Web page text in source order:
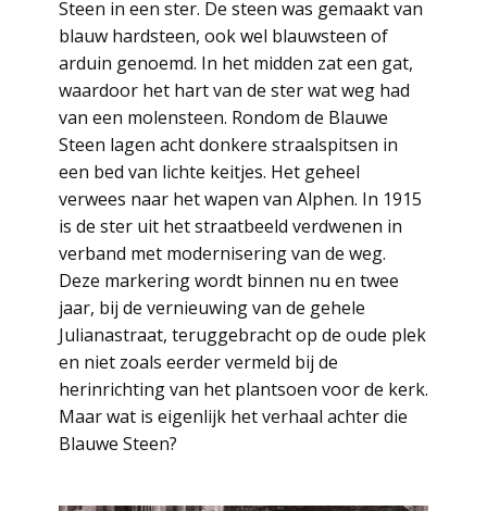
Steen in een ster. De steen was gemaakt van
blauw hardsteen, ook wel blauwsteen of
arduin genoemd. In het midden zat een gat,
waardoor het hart van de ster wat weg had
van een molensteen. Rondom de Blauwe
Steen lagen acht donkere straalspitsen in
een bed van lichte keitjes. Het geheel
verwees naar het wapen van Alphen. In 1915
is de ster uit het straatbeeld verdwenen in
verband met modernisering van de weg.
Deze markering wordt binnen nu en twee
jaar, bij de vernieuwing van de gehele
Julianastraat, teruggebracht op de oude plek
en niet zoals eerder vermeld bij de
herinrichting van het plantsoen voor de kerk.
Maar wat is eigenlijk het verhaal achter die
Blauwe Steen?